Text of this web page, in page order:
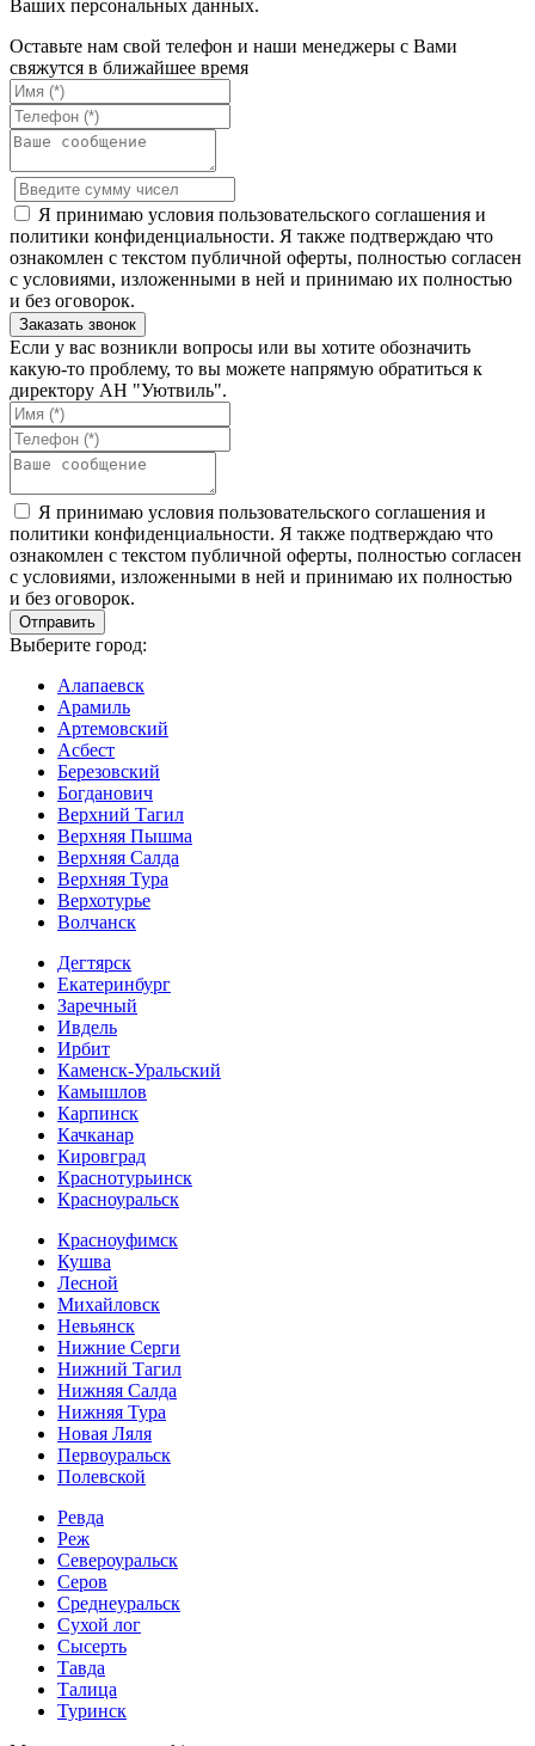
Ваших персональных данных.
Оставьте нам свой телефон и наши менеджеры с Вами
свяжутся в ближайшее время
Я принимаю условия пользовательского соглашения и
политики конфиденциальности. Я также подтверждаю что
ознакомлен с текстом публичной оферты, полностью согласен
с условиями, изложенными в ней и принимаю их полностью
и без оговорок.
Если у вас возникли вопросы или вы хотите обозначить
какую-то проблему, то вы можете напрямую обратиться к
директору АН "Уютвиль".
Я принимаю условия пользовательского соглашения и
политики конфиденциальности. Я также подтверждаю что
ознакомлен с текстом публичной оферты, полностью согласен
с условиями, изложенными в ней и принимаю их полностью
и без оговорок.
Выберите город:
Алапаевск
Арамиль
Артемовский
Асбест
Березовский
Богданович
Верхний Тагил
Верхняя Пышма
Верхняя Салда
Верхняя Тура
Верхотурье
Волчанск
Дегтярск
Екатеринбург
Заречный
Ивдель
Ирбит
Каменск-Уральский
Камышлов
Карпинск
Качканар
Кировград
Краснотурьинск
Красноуральск
Красноуфимск
Кушва
Лесной
Михайловск
Невьянск
Нижние Серги
Нижний Тагил
Нижняя Салда
Нижняя Тура
Новая Ляля
Первоуральск
Полевской
Ревда
Реж
Североуральск
Серов
Среднеуральск
Сухой лог
Сысерть
Тавда
Талица
Туринск